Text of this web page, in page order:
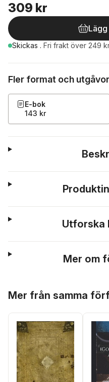
309 kr
Skickas . Fri frakt över 249
Fler format och utgåvor
E-bok
143 kr
Utforska
Mer om
Mer från samma